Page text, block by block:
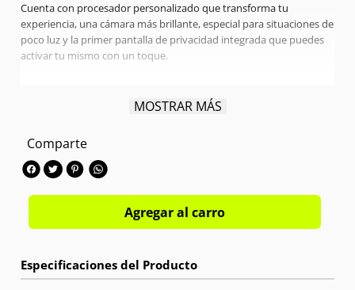
Cuenta con procesador personalizado que transforma tu
experiencia, una cámara más brillante, especial para situaciones de
poco luz y la primer pantalla de privacidad integrada que puedes
activar tu mismo con un toque.
6.9" Quad HD+ | Dynamic Amorled 2X | 120 Hz
Qualcomm Snapdragon Octa-Core 4,74 GHz
Memoria interna:
Cámara trasera:
Cámara frontal:
OS:Android 16
MOSTRAR MÁS
Comparte
Agregar al carro